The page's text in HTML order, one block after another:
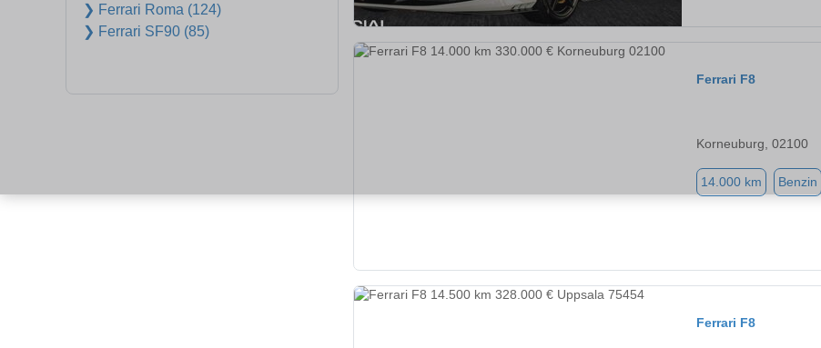
❯ Ferrari Roma (124)
❯ Ferrari SF90 (85)
Ferrari F8
Korneuburg, 02100
14.000 km Benzin
Ferrari F8